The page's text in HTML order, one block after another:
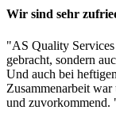
Wir sind sehr
"AS Quality
gebracht, sondern
Und auch bei
Zusammenarbeit
und zuvorkommend.